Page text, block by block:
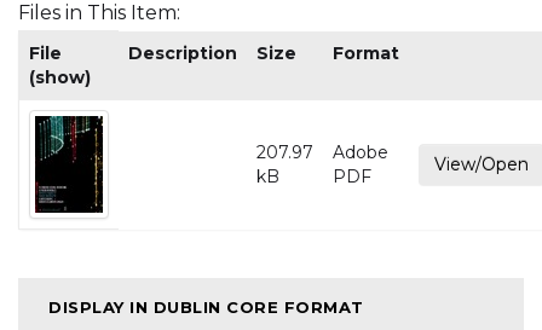
Files in This Item:
File
(show)
Description Size Format
207.97
kB
Adobe
PDF
View/Open
DISPLAY IN DUBLIN CORE FORMAT